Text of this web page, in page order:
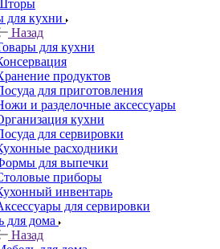
для кухни
Назад
для кухни
продуктов
для приготовления
и разделочные аксессуары
кухни
для сервировки
расходники
для выпечки
приборы
инвентарь
для сервировки
для дома
Назад